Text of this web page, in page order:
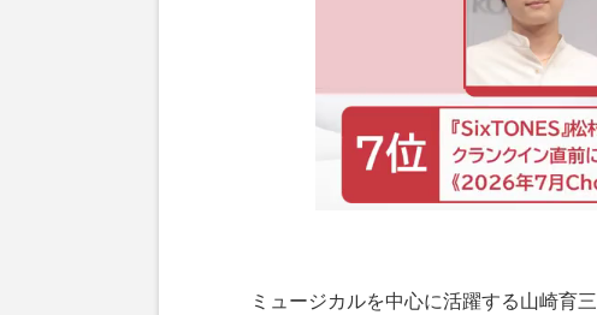
ミュージカルを中心に活躍する山崎育三